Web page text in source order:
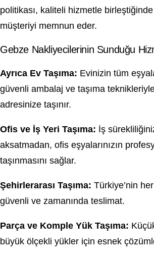
politikası, kaliteli hizmetle birleştiğinde
müşteriyi memnun eder.
Gebze Nakliyecilerinin Sunduğu
Ayrıca Ev Taşıma: Evinizin tüm
güvenli ambalaj ve taşıma
adresinize taşınır.
Ofis ve İş Yeri Taşıma: İş
aksatmadan, ofis eşyalarınızın
taşınmasını sağlar.
Şehirlerarası Taşıma: Türkiye’nin
güvenli ve zamanında teslimat.
Parça ve Komple Yük Taşıma:
büyük ölçekli yükler için esnek